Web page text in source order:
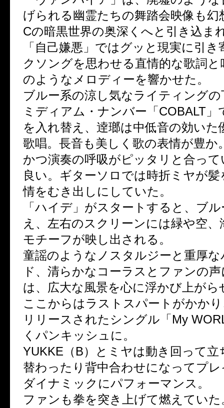
げられる幽霊たちの舞踏会映像も幻
Cの暗黒世界の奥深くへと引き込ま
「自己嫌悪」ではグッと現実に引
クソングを思わせる直情的な歌詞
のようなメロディーを響かせた。
ブルー系の涼し気なライティング
ミディアム・ナンバー「COBALT」
を入れ替え、逹瑯は中低音の効いた
歌唱。長音も美しく歌の表情が豊か
かつ演奏の呼吸がピッタリと合っ
良い。ギターソロでは時折ミヤが
情をむき出しにしていた。
「ハイデ」がスタートすると、ブ
え、左右のスクリーンには緑や空、
モチーフが映し出される。
童謡のようなノスタルジーと重厚
ド、清らかなコーラスとファンの
は、広大な風景を心に浮かび上がら
ここからはラストスパートがかか
リリースされたシングル「My
くパンキッシュに。
YUKKE（B）とミヤは動き回って立
替わったり背中合わせになってプ
ダイナミックにパフォーマンス。
ファンも拳を突き上げて燃えてい